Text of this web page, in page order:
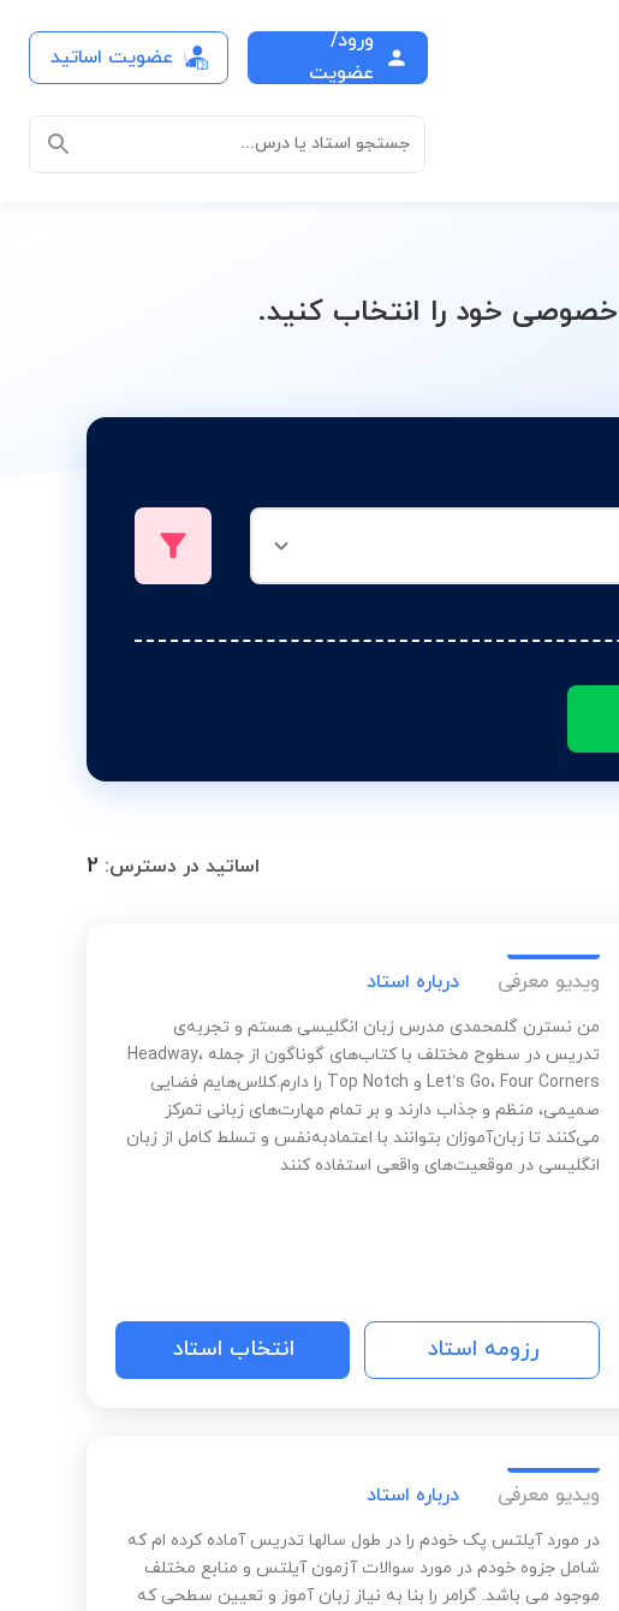
ورود/
عضویت
عضویت اساتید
جستجو استاد یا درس...
خود را انتخاب کنید.
اساتید در دسترس: 2
ویدیو معرفی درباره استاد
من نسترن گلمحمدی مدرس زبان انگلیسی هستم و تجربه‌ی
تدریس در سطوح مختلف با کتاب‌های گوناگون از جمله Headway،
Let’s Go، Four Corners و Top Notch را دارم.کلاس‌هایم فضایی
صمیمی، منظم و جذاب دارند و بر تمام مهارت‌های زبانی تمرکز
می‌کنند تا زبان‌آموزان بتوانند با اعتمادبه‌نفس و تسلط کامل از زبان
انگلیسی در موقعیت‌های واقعی استفاده کنند
رزومه استاد انتخاب استاد
ویدیو معرفی درباره استاد
در مورد آیلتس پک خودم را در طول سالها تدریس آماده کرده ام که
شامل جزوه خودم در مورد سوالات آزمون آیلتس و منابع مختلف
موجود می باشد. گرامر را بنا به نیاز زبان آموز و تعیین سطحی که